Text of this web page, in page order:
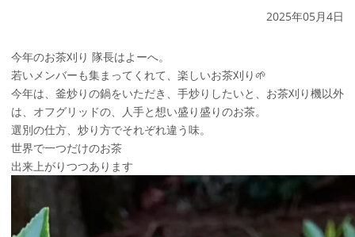
2025年05月4日
今年のお茶刈り 隊長はよーへ。
若いメンバーも集まってくれて、楽しいお茶刈り🌱
今年は、釜炒りの鍋をいただき、手炒りしたいと、お茶刈り機以外
は、オフグリッドの、人手と想い盛り盛りのお茶。
選別の仕方、炒り方でそれぞれ違う味。
世界で一つだけのお茶
出来上がりつつあります